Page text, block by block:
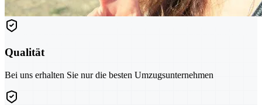
Qualität
Bei uns erhalten Sie nur die besten Umzugsunternehmen